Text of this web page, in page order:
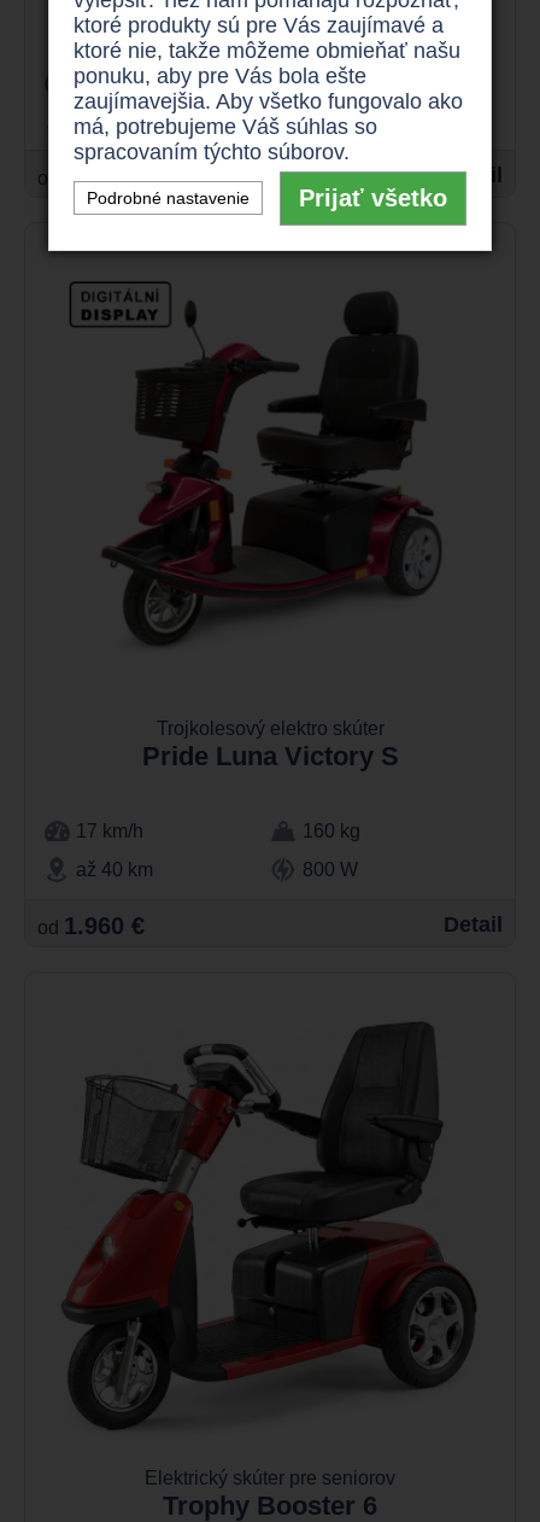
Afikim Breeze S3
18 km/h
200 kg
až 55 km
1 400 W
od 2.870 € Detail
Trojkolesový elektro skúter
Pride Luna Victory S
17 km/h
160 kg
až 40 km
800 W
od 1.960 € Detail
Elektrický skúter pre seniorov
Trophy Booster 6
ktoré produkty sú pre Vás zaujímavé a
ktoré nie, takže môžeme obmieňať našu
ponuku, aby pre Vás bola ešte
zaujímavejšia. Aby všetko fungovalo ako
má, potrebujeme Váš súhlas so
spracovaním týchto súborov.
Podrobné nastavenie Prijať všetko